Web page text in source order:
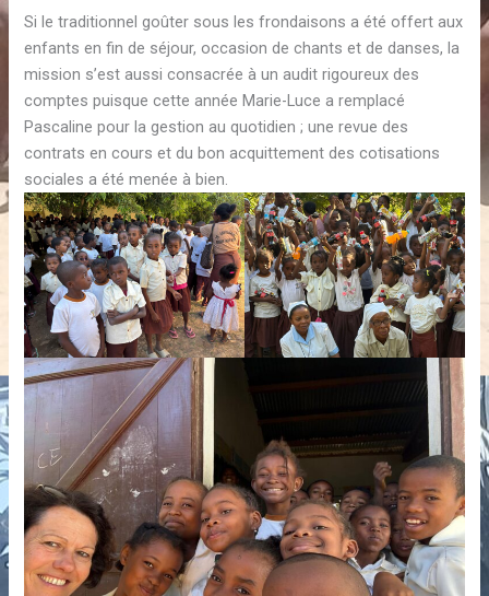
Si le traditionnel goûter sous les frondaisons a été offert aux
enfants en fin de séjour, occasion de chants et de danses, la
mission s’est aussi consacrée à un audit rigoureux des
comptes puisque cette année Marie-Luce a remplacé
Pascaline pour la gestion au quotidien ; une revue des
contrats en cours et du bon acquittement des cotisations
sociales a été menée à bien.